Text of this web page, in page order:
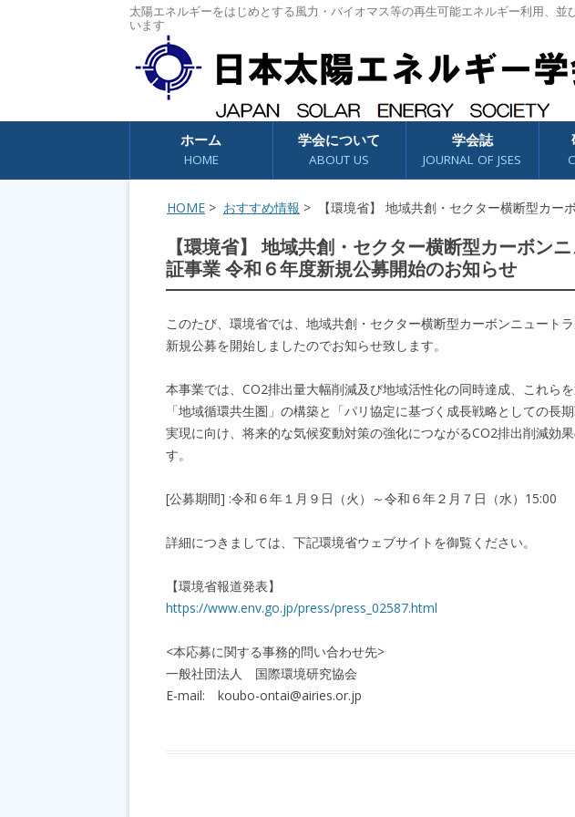
太陽エネルギーをはじめとする風力・バイオマス等の再生可能エネルギー利用、
います
コンテンツへスキップ
ホーム
HOME
学会について
ABOUT US
学会誌
JOURNAL OF JSES
HOME > おすすめ情報 > 【環境省】 地域共創・セクター横断型カー
【環境省】 地域共創・セクター横断型カーボン
証事業 令和６年度新規公募開始のお知らせ
このたび、環境省では、地域共創・セクター横断型カーボンニュート
新規公募を開始しましたのでお知らせ致します。
本事業では、CO2排出量大幅削減及び地域活性化の同時達成、これら
「地域循環共生圏」の構築と「パリ協定に基づく成長戦略としての長
実現に向け、将来的な気候変動対策の強化につながるCO2排出削減効
す。
[公募期間] :令和６年１月９日（火）～令和６年２月７日（水）15:00
詳細につきましては、下記環境省ウェブサイトを御覧ください。
【環境省報道発表】
https://www.env.go.jp/press/press_02587.html
<本応募に関する事務的問い合わせ先>
一般社団法人 国際環境研究協会
E-mail: koubo-ontai@airies.or.jp